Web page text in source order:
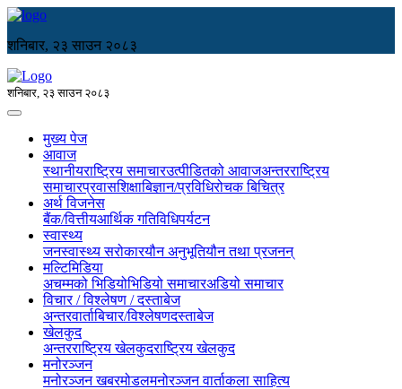
शनिबार, २३ साउन २०८३
शनिबार, २३ साउन २०८३
मुख्य पेज
आवाज
स्थानीयराष्ट्रिय समाचारउत्पीडितको आवाजअन्तरराष्ट्रिय
समाचारप्रवासशिक्षाबिज्ञान/प्रविधिरोचक बिचित्र
अर्थ विजनेस
बैंक/वित्तीयआर्थिक गतिविधिपर्यटन
स्वास्थ्य
जनस्वास्थ्य सरोकारयौन अनुभूतियौन तथा प्रजनन्
मल्टिमिडिया
अचम्मको भिडियोभिडियो समाचारअडियो समाचार
विचार / विश्लेषण / दस्ताबेज
अन्तरवार्ताबिचार/विश्लेषणदस्ताबेज
खेलकुद
अन्तरराष्ट्रिय खेलकुदराष्ट्रिय खेलकुद
मनोरञ्जन
मनोरञ्जन खबरमोडलमनोरञ्जन वार्ताकला साहित्य